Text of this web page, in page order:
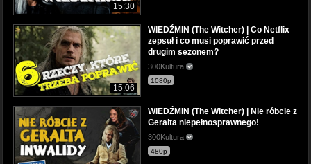
15:30
15:06
WIEDŹMIN (The Witcher) | Co Netflix
zepsuł i co musi poprawić przed
drugim sezonem?
300Kultura
1080p
WIEDŹMIN (The Witcher) | Nie róbcie z
Geralta niepełnosprawnego!
300Kultura
480p